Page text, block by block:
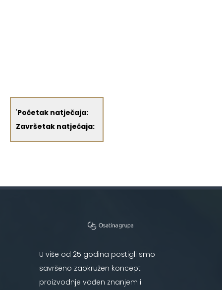
'Početak natječaja:
Završetak natječaja:
U više od 25 godina postigli smo
savršeno zaokružen koncept
proizvodnje vođen znanjem i